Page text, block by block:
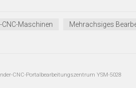
Maschinen Mehrachsiges
CNC-Portalbearbeitungszentrum YSM-5028